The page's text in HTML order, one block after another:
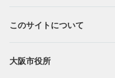
このサイトについて
大阪市役所